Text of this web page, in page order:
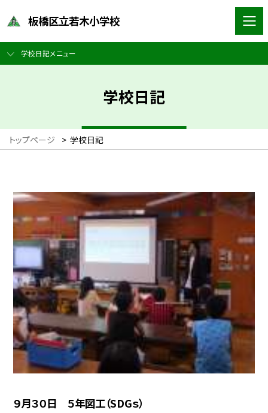
板橋区立若木小学校
学校日記メニュー
学校日記
トップページ > 学校日記
９月３０日 ５年図工（SDGｓ）